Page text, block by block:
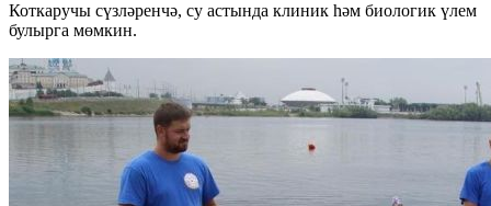
Коткаручы сүзләренчә, су астында клиник һәм биологик үлем
булырга мөмкин.